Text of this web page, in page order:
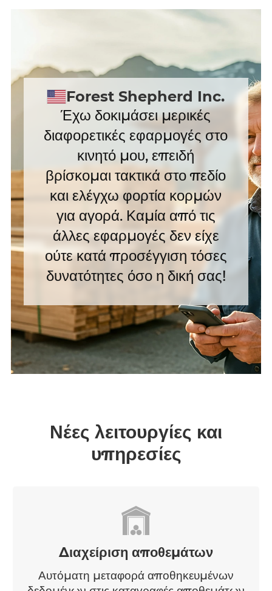
Forest Shepherd Inc.
Έχω δοκιμάσει μερικές
διαφορετικές εφαρμογές στο
κινητό μου, επειδή
βρίσκομαι τακτικά στο πεδίο
και ελέγχω φορτία κορμών
για αγορά. Καμία από τις
άλλες εφαρμογές δεν είχε
ούτε κατά προσέγγιση τόσες
δυνατότητες όσο η δική σας!
υπηρεσίες